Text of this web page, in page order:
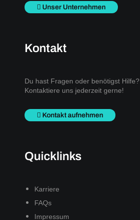
Unser Unternehmen
Kontakt
Du hast Fragen oder benötigst Hilfe?
Kontaktiere uns jederzeit gerne!
Kontakt aufnehmen
Quicklinks
Karriere
FAQs
Impressum